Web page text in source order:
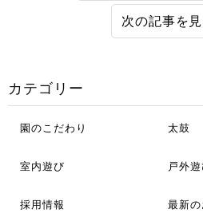
次の記事を
カテゴリー
園のこだわり 太鼓
室内遊び 戸外遊
採用情報 最新の